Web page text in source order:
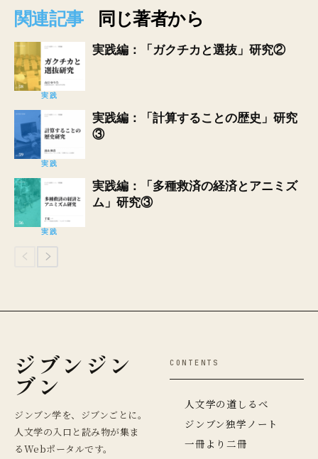
関連記事 同じ著者から
実践
実践編：「ガクチカと選抜」研究②
実践
実践編：「計算することの歴史」研究
③
実践
実践編：「多種救済の経済とアニミズ
ム」研究③
ジブンジン
ブン
ジンブン学を、ジブンごとに。
人文学の入口と読み物が集ま
るWebポータルです。
CONTENTS
人文学の道しるべ
ジンブン独学ノート
一冊より二冊